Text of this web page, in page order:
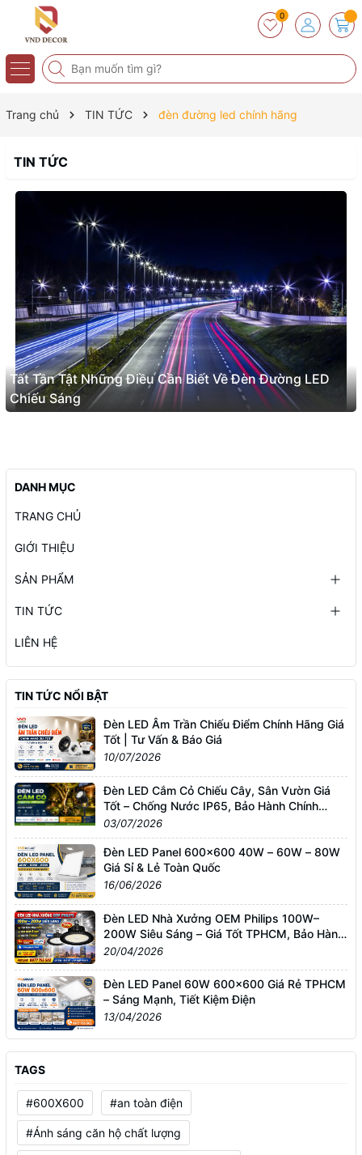
0
Trang chủ TIN TỨC đèn đường led chính hãng
TIN TỨC
Tất Tần Tật Những Điều Cần Biết Về Đèn Đường LED
Chiếu Sáng
DANH MỤC
TRANG CHỦ
GIỚI THIỆU
SẢN PHẨM
TIN TỨC
LIÊN HỆ
TIN TỨC NỔI BẬT
Đèn LED Âm Trần Chiếu Điểm Chính Hãng Giá
Tốt | Tư Vấn & Báo Giá
10/07/2026
Đèn LED Cắm Cỏ Chiếu Cây, Sân Vườn Giá
Tốt – Chống Nước IP65, Bảo Hành Chính
Hãng
03/07/2026
Đèn LED Panel 600x600 40W – 60W – 80W
Giá Sỉ & Lẻ Toàn Quốc
16/06/2026
Đèn LED Nhà Xưởng OEM Philips 100W–
200W Siêu Sáng – Giá Tốt TPHCM, Bảo Hành
3 Năm
20/04/2026
Đèn LED Panel 60W 600x600 Giá Rẻ TPHCM
– Sáng Mạnh, Tiết Kiệm Điện
13/04/2026
TAGS
#600X600 #an toàn điện
#Ánh sáng căn hộ chất lượng